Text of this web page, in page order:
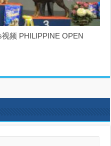
频 PHILIPPINE OPEN